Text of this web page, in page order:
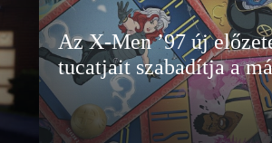
Az X-Men ’97 új
tucatjait szabadítja a